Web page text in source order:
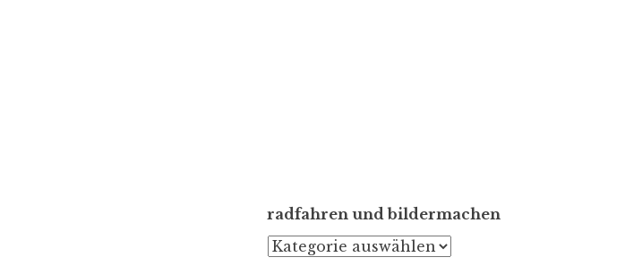
radfahren und bildermachen
radfahren